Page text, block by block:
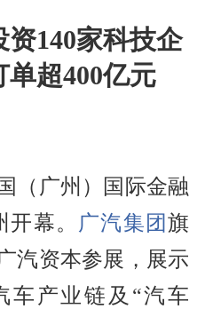
140家科技企
超400亿元
（广州）国际金融
幕。
广汽集团旗
汽资本参展，展示
车产业链及“汽车